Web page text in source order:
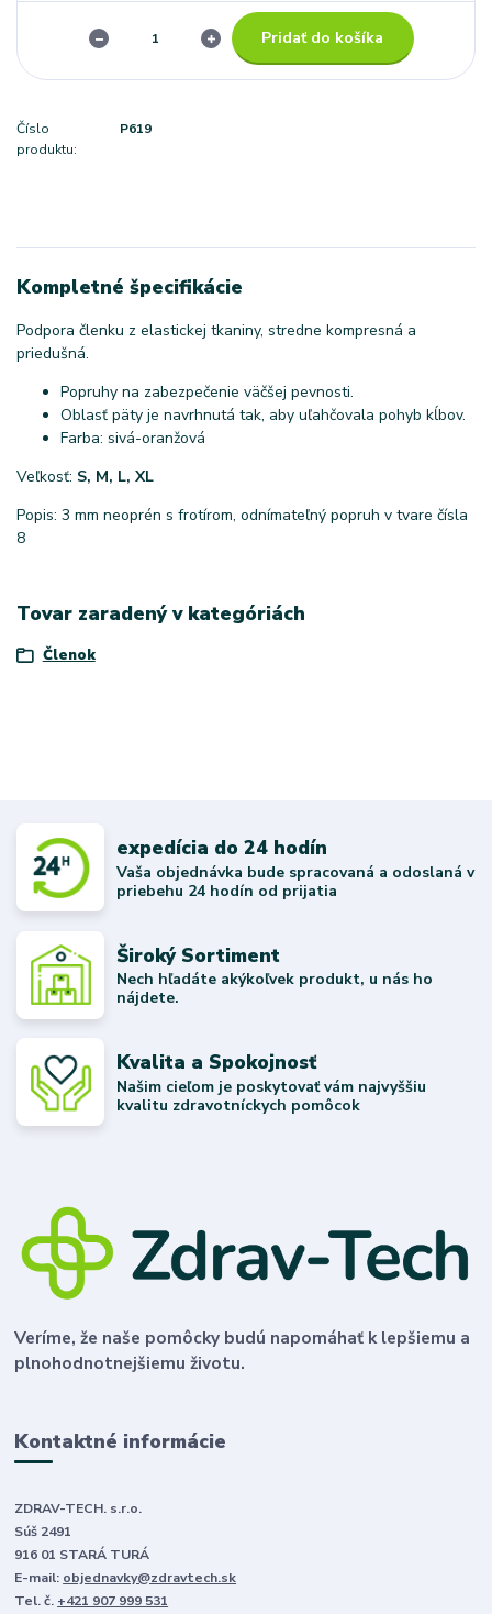
Pridať do košíka
Číslo
produktu:
P619
Kompletné špecifikácie
Podpora členku z elastickej tkaniny, stredne kompresná a
priedušná.
Popruhy na zabezpečenie väčšej pevnosti.
Oblasť päty je navrhnutá tak, aby uľahčovala pohyb kĺbov.
Farba: sivá-oranžová
Veľkosť: S, M, L, XL
Popis: 3 mm neoprén s frotírom, odnímateľný popruh v tvare čísla
8
Tovar zaradený v kategóriách
Členok
expedícia do 24 hodín
Vaša objednávka bude spracovaná a odoslaná v
priebehu 24 hodín od prijatia
Široký Sortiment
Nech hľadáte akýkoľvek produkt, u nás ho
nájdete.
Kvalita a Spokojnosť
Našim cieľom je poskytovať vám najvyššiu
kvalitu zdravotníckych pomôcok
Veríme, že naše pomôcky budú napomáhať k lepšiemu a
plnohodnotnejšiemu životu.
Kontaktné informácie
ZDRAV-TECH. s.r.o.
Súš 2491
916 01 STARÁ TURÁ
E-mail: objednavky@zdravtech.sk
Tel. č. +421 907 999 531